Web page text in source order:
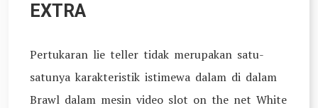
EXTRA
Pertukaran lie teller tidak merupakan satu-
satunya karakteristik istimewa dalam di dalam
Brawl dalam mesin video slot on the net White